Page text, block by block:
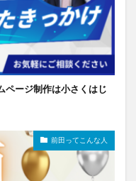
ページ制作は小さくはじ
前田ってこんな人